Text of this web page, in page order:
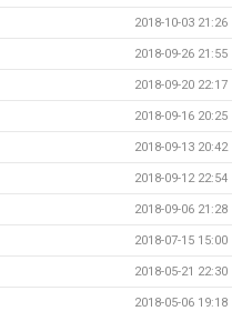
2018-10-03 21:26
2018-09-26 21:55
2018-09-20 22:17
2018-09-16 20:25
2018-09-13 20:42
2018-09-12 22:54
2018-09-06 21:28
2018-07-15 15:00
2018-05-21 22:30
2018-05-06 19:18